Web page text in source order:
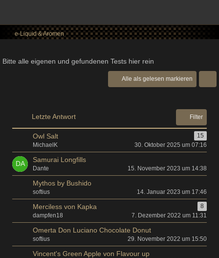
e-Liquid & Aromen
Bitte alle eigenen und gefundenen Tests hier rein
Alle als gelesen markieren
Letzte Antwort Filter
Owl Salt
15
MichaelK
30. Oktober 2025 um 07:16
Samurai Longfills
Dante 15. November 2023 um 14:38
Mythos by Bushido
softius 14. Januar 2023 um 17:46
Merciless von Kapka
8
dampfen18
7. Dezember 2022 um 11:31
Omerta Don Luciano Chocolate Donut
softius 29. November 2022 um 15:50
Vincent's Green Apple von Flavour up